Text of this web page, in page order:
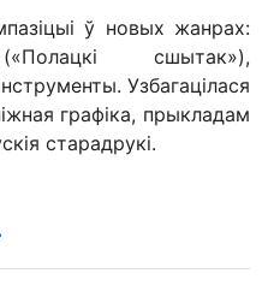
ў новых жанрах:
сшытак»),
Узбагацілася
графіка, прыкладам
старадрукі.